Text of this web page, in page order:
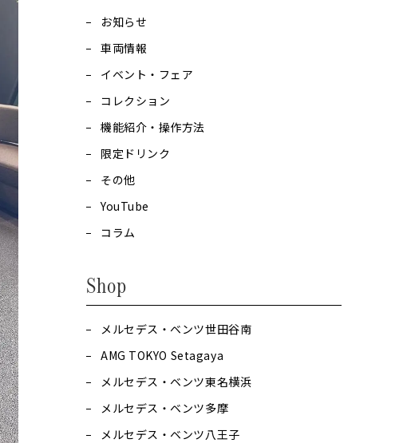
お知らせ
車両情報
イベント・フェア
コレクション
機能紹介・操作方法
限定ドリンク
その他
YouTube
コラム
Shop
メルセデス・ベンツ世田谷南
AMG TOKYO Setagaya
メルセデス・ベンツ東名横浜
メルセデス・ベンツ多摩
メルセデス・ベンツ八王子